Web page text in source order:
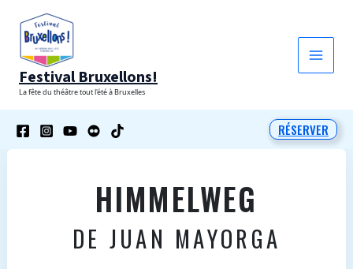
contenu
Festival Bruxellons!
La fête du théâtre tout l'été à Bruxelles
RÉSERVER
HIMMELWEG
DE JUAN MAYORGA